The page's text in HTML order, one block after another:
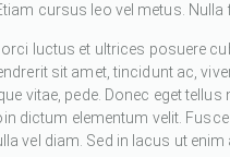
cursus leo vel metus. Nulla
luctus et ultrices posuere
sit amet, tincidunt ac,
vitae, pede. Donec eget
dictum elementum velit.
vel diam. Sed in lacus ut enim